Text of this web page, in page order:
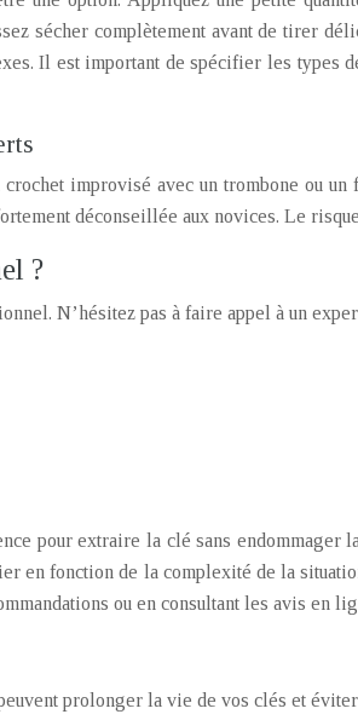
sécher complètement avant de tirer
Il est important de spécifier les types
improvisé avec un trombone ou
déconseillée aux novices. Le
?
N’hésitez pas à faire appel à un
pour extraire la clé sans endommager
en fonction de la complexité de la
ou en consultant les avis en
prolonger la vie de vos clés et